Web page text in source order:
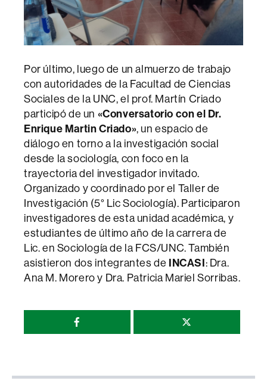
Por último, luego de un almuerzo de trabajo
con autoridades de la Facultad de Ciencias
Sociales de la UNC, el prof. Martín Criado
participó de un «Conversatorio con el Dr.
Enrique Martin Criado», un espacio de
diálogo en torno a la investigación social
desde la sociología, con foco en la
trayectoria del investigador invitado.
Organizado y coordinado por el Taller de
Investigación (5° Lic Sociología). Participaron
investigadores de esta unidad académica, y
estudiantes de último año de la carrera de
Lic. en Sociología de la FCS/UNC. También
asistieron dos integrantes de INCASI: Dra.
Ana M. Morero y Dra. Patricia Mariel Sorribas.